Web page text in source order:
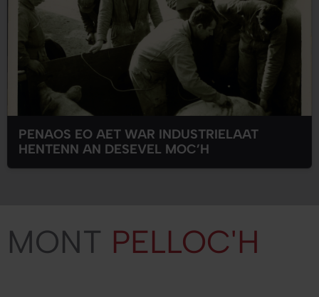
PENAOS EO AET WAR INDUSTRIELAAT
HENTENN AN DESEVEL MOC’H
MONT PELLOC'H